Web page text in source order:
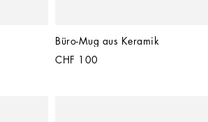
Büro-Mug aus Keramik
CHF 100